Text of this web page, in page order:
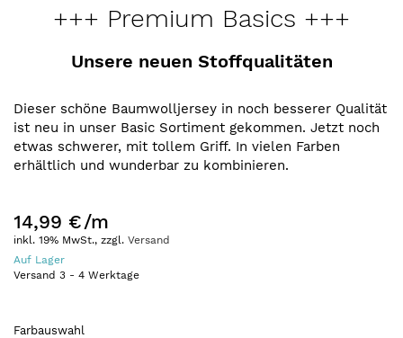
springen+++ Premium Basics +++
Unsere neuen Stoffqualitäten
Dieser schöne Baumwolljersey in noch besserer Qualität
ist neu in unser Basic Sortiment gekommen. Jetzt noch
etwas schwerer, mit tollem Griff. In vielen Farben
erhältlich und wunderbar zu kombinieren.
14,99 €/m
inkl. 19% MwSt., zzgl. Versand
Auf Lager
Versand 3 - 4 Werktage
Farbauswahl